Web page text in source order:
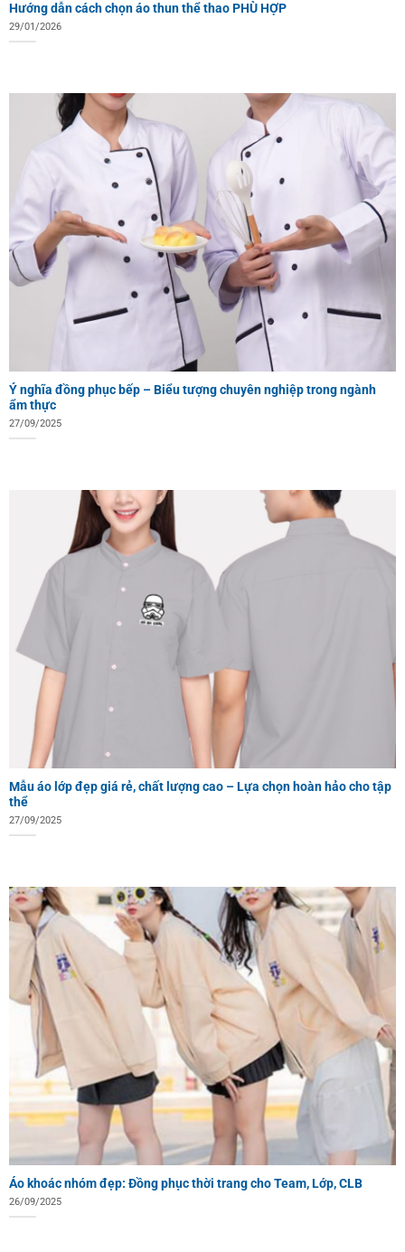
Hướng dẫn cách chọn áo thun thể thao PHÙ HỢP
29/01/2026
Ý nghĩa đồng phục bếp – Biểu tượng chuyên nghiệp trong ngành
ẩm thực
27/09/2025
Mẫu áo lớp đẹp giá rẻ, chất lượng cao – Lựa chọn hoàn hảo cho tập
thể
27/09/2025
Áo khoác nhóm đẹp: Đồng phục thời trang cho Team, Lớp, CLB
26/09/2025